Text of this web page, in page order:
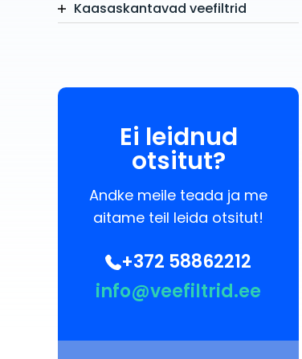
Kaasaskantavad veefiltrid
Ei leidnud
otsitut?
Andke meile teada ja me
aitame teil leida otsitut!
+372 58862212
info@veefiltrid.ee